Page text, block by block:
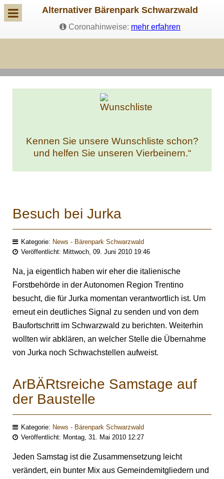
Alternativer Bärenpark Schwarzwald
Coronahinweise: mehr erfahren
Kennen Sie unsere Wunschliste schon?
und helfen Sie unseren Vierbeinern.“
Besuch bei Jurka
Kategorie: News - Bärenpark Schwarzwald
Veröffentlicht: Mittwoch, 09. Juni 2010 19:46
Na, ja eigentlich haben wir eher die italienische
Forstbehörde in der Autonomen Region Trentino
besucht, die für Jurka momentan verantwortlich ist. Um
erneut ein deutliches Signal zu senden und von dem
Baufortschritt im Schwarzwald zu berichten. Weiterhin
wollten wir abklären, an welcher Stelle die Übernahme
von Jurka noch Schwachstellen aufweist.
ArBÄRtsreiche Samstage auf
der Baustelle
Kategorie: News - Bärenpark Schwarzwald
Veröffentlicht: Montag, 31. Mai 2010 12:27
Jeden Samstag ist die Zusammensetzung leicht
verändert, ein bunter Mix aus Gemeindemitgliedern und